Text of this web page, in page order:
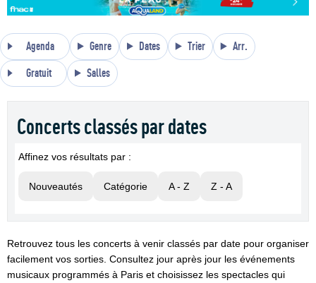
Agenda Genre Dates Trier Arr.
Gratuit Salles
Concerts classés par dates
Affinez vos résultats par :
Nouveautés Catégorie A - Z Z - A
Retrouvez tous les concerts à venir classés par date pour organiser
facilement vos sorties. Consultez jour après jour les événements
musicaux programmés à Paris et choisissez les spectacles qui